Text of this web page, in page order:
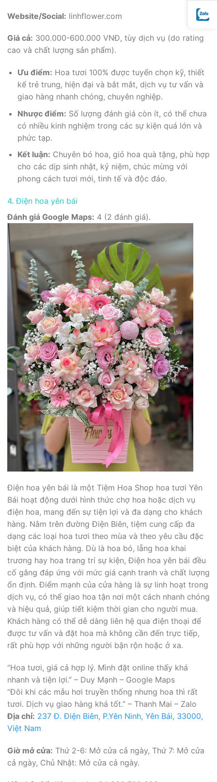
Website/Social: linhflower.com
Giá cả: 300.000-600.000 VNĐ, tùy dịch vụ (do rating
cao và chất lượng sản phẩm).
Ưu điểm: Hoa tươi 100% được tuyển chọn kỹ, thiết
kế trẻ trung, hiện đại và bắt mắt, dịch vụ tư vấn và
giao hàng nhanh chóng, chuyên nghiệp.
Nhược điểm: Số lượng đánh giá còn ít, có thể chưa
có nhiều kinh nghiệm trong các sự kiện quá lớn và
phức tạp.
Kết luận: Chuyên bó hoa, giỏ hoa quà tặng, phù hợp
cho các dịp sinh nhật, kỷ niệm, chúc mừng với
phong cách tươi mới, tinh tế và độc đáo.
4. Điện hoa yên bái
Đánh giá Google Maps: 4 (2 đánh giá).
Điện hoa yên bái là một Tiệm Hoa Shop hoa tươi Yên
Bái hoạt động dưới hình thức chợ hoa hoặc dịch vụ
điện hoa, mang đến sự tiện lợi và đa dạng cho khách
hàng. Nằm trên đường Điện Biên, tiệm cung cấp đa
dạng các loại hoa tươi theo mùa và theo yêu cầu đặc
biệt của khách hàng. Dù là hoa bó, lẵng hoa khai
trương hay hoa trang trí sự kiện, Điện hoa yên bái đều
cố gắng đáp ứng với mức giá cạnh tranh và chất lượng
ổn định. Điểm mạnh của cửa hàng là sự linh hoạt trong
dịch vụ, có thể giao hoa tận nơi một cách nhanh chóng
và hiệu quả, giúp tiết kiệm thời gian cho người mua.
Khách hàng có thể dễ dàng liên hệ qua điện thoại để
được tư vấn và đặt hoa mà không cần đến trực tiếp,
rất phù hợp với những người bận rộn hoặc ở xa.
“Hoa tươi, giá cả hợp lý. Mình đặt online thấy khá
nhanh và tiện lợi.” – Duy Mạnh – Google Maps
“Đôi khi các mẫu hơi truyền thống nhưng hoa thì rất
tươi. Dịch vụ giao hàng khá tốt.” – Thanh Mai – Zalo
Địa chỉ: 237 Đ. Điện Biên, P.Yên Ninh, Yên Bái, 33000,
Việt Nam
Giờ mở cửa: Thứ 2-6: Mở cửa cả ngày, Thứ 7: Mở cửa
cả ngày, Chủ Nhật: Mở cửa cả ngày.